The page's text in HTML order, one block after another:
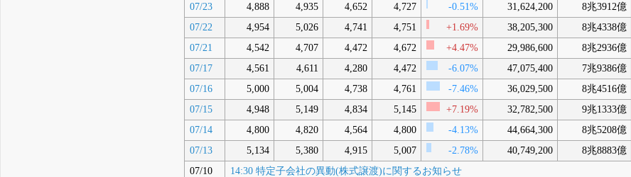
07/23
4,888 4,935 4,652 4,727 -0.51% 31,624,200 8兆3912億
07/22
4,954 5,026 4,741 4,751 +1.69% 38,205,300 8兆4338億
07/21
4,542 4,707 4,472 4,672 +4.47% 29,986,600 8兆2936億
07/17
4,561 4,611 4,280 4,472 -6.07% 47,075,400 7兆9386億
07/16
5,000 5,004 4,738 4,761 -7.46% 36,029,500 8兆4516億
07/15
4,948 5,149 4,834 5,145 +7.19% 32,782,500 9兆1333億
07/14
4,800 4,820 4,564 4,800 -4.13% 44,664,300 8兆5208億
07/13
5,134 5,380 4,915 5,007 -2.78% 40,749,200 8兆8883億
07/10
14:30 特定子会社の異動(株式譲渡)に関するお知らせ